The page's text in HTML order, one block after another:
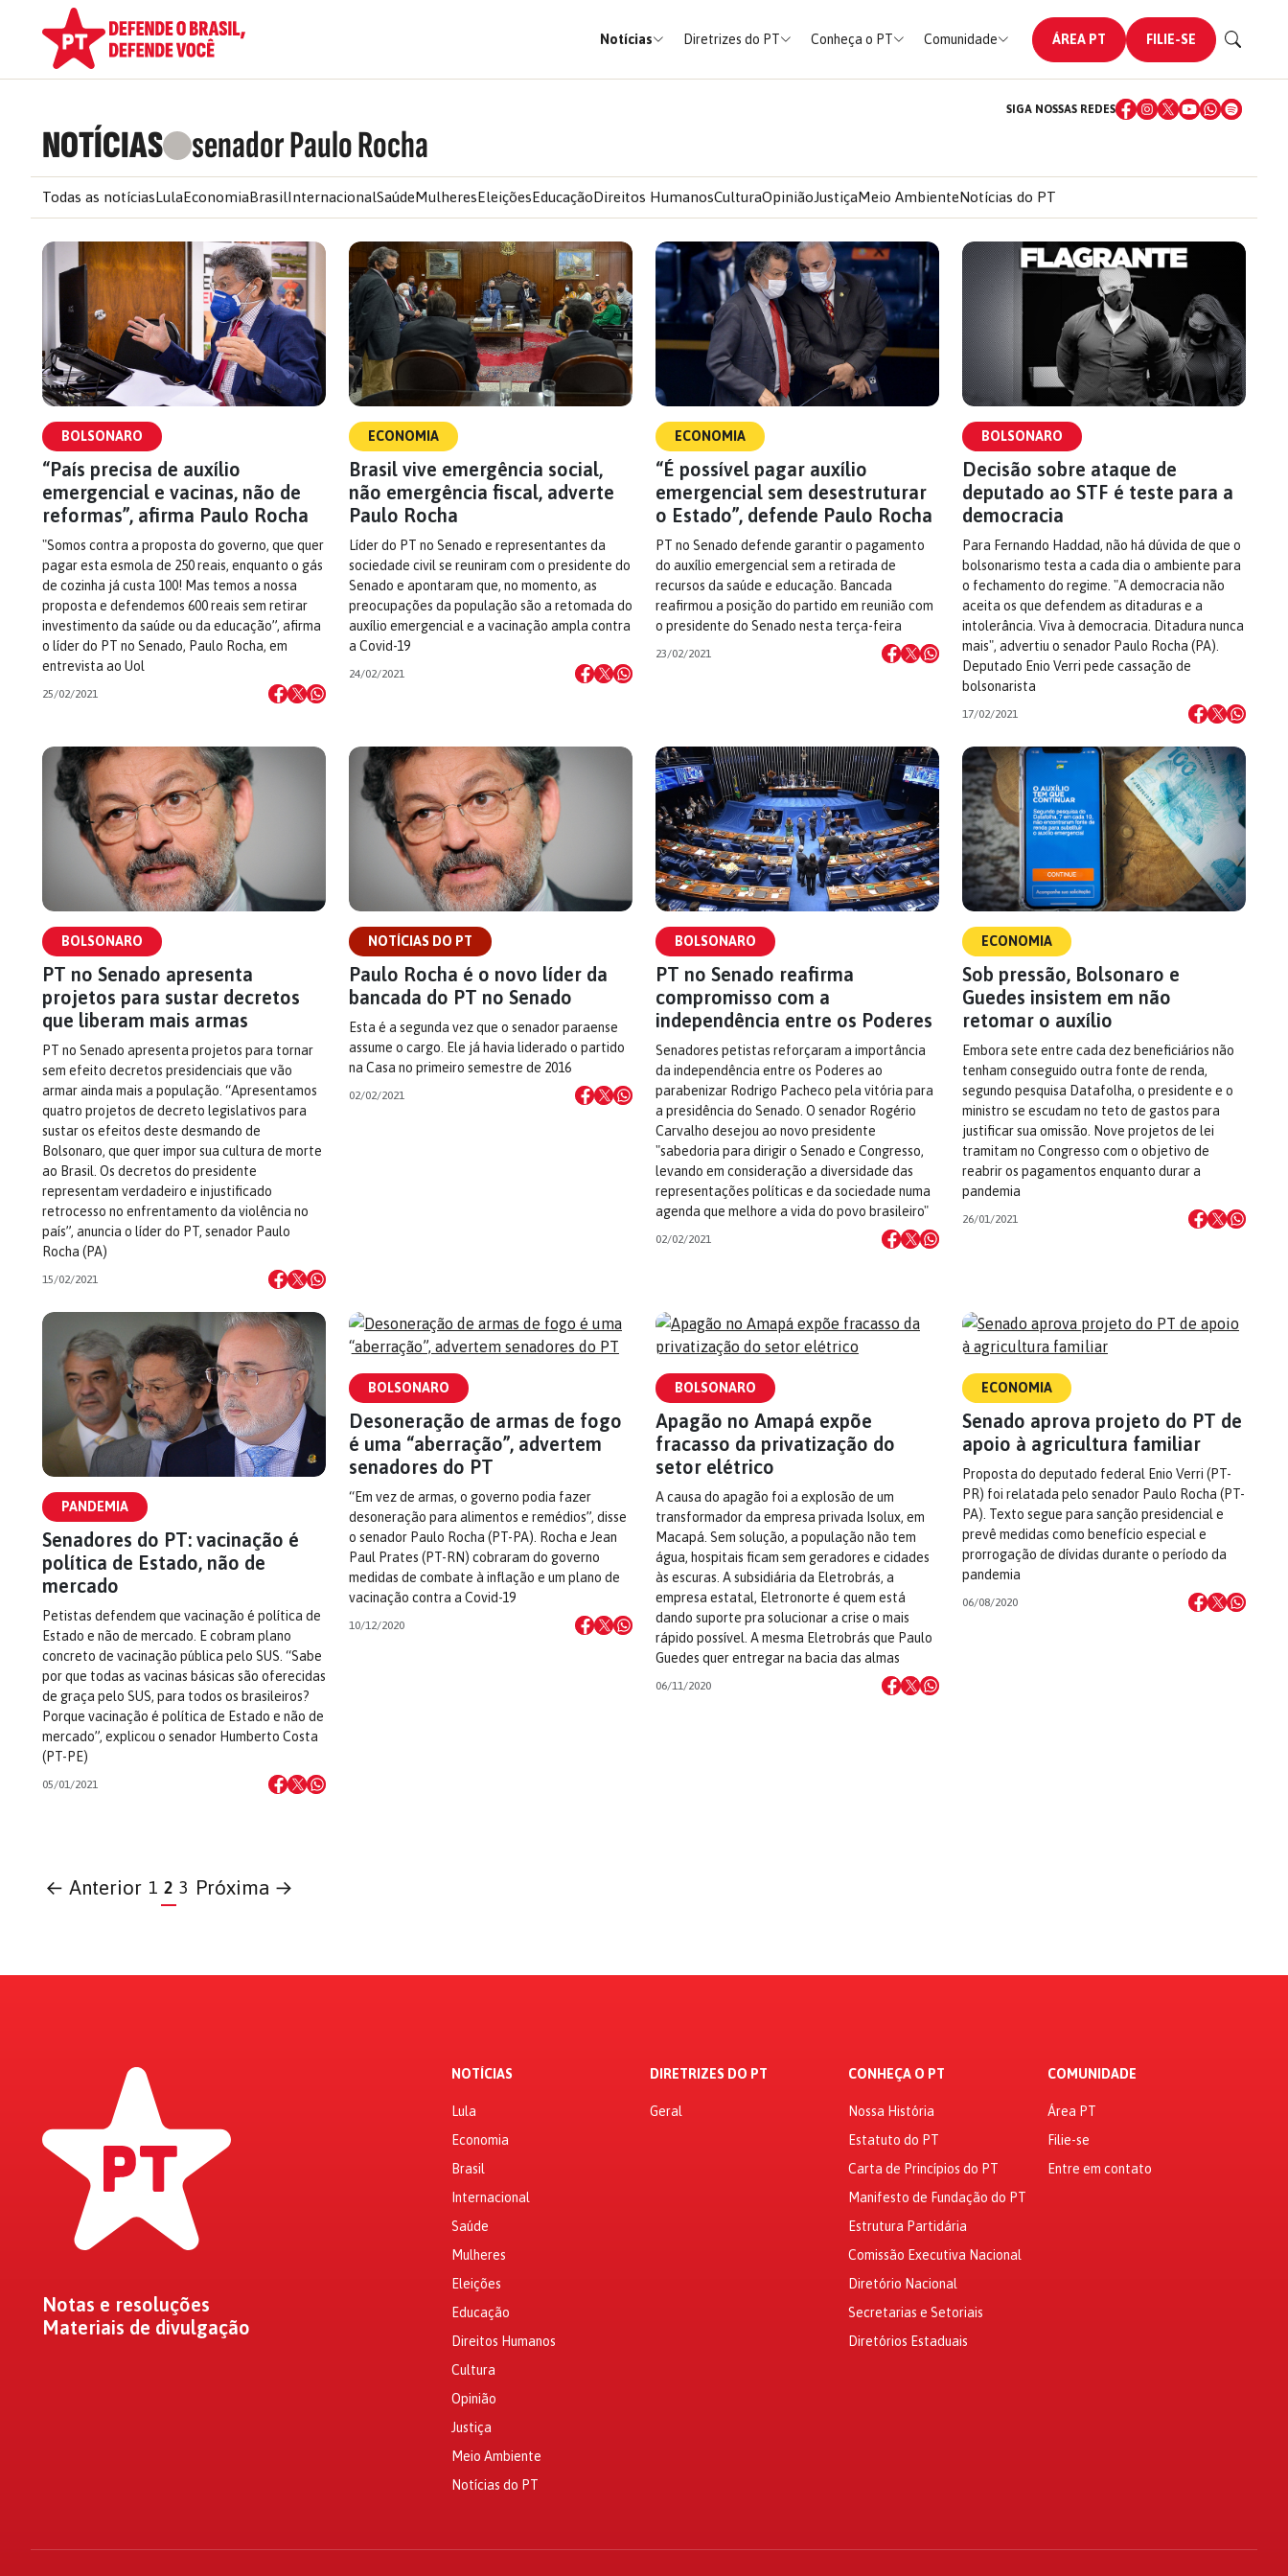
Notícias Diretrizes do PT Conheça o PT Comunidade ÁREA PT FILIE-SE
NOTÍCIAS senador Paulo Rocha
SIGA NOSSAS REDES
Todas as notíciasLulaEconomiaBrasilInternacionalSaúdeMulheresEleiçõesEducaçãoDireitos HumanosCulturaOpiniãoJustiçaMeio AmbienteNotícias do PT
BOLSONARO
“País precisa de auxílio
emergencial e vacinas, não de
reformas”, afirma Paulo Rocha
"Somos contra a proposta do governo, que quer
pagar esta esmola de 250 reais, enquanto o gás
de cozinha já custa 100! Mas temos a nossa
proposta e defendemos 600 reais sem retirar
investimento da saúde ou da educação”, afirma
o líder do PT no Senado, Paulo Rocha, em
entrevista ao Uol
25/02/2021
ECONOMIA
Brasil vive emergência social,
não emergência fiscal, adverte
Paulo Rocha
Líder do PT no Senado e representantes da
sociedade civil se reuniram com o presidente do
Senado e apontaram que, no momento, as
preocupações da população são a retomada do
auxílio emergencial e a vacinação ampla contra
a Covid-19
24/02/2021
ECONOMIA
“É possível pagar auxílio
emergencial sem desestruturar
o Estado”, defende Paulo Rocha
PT no Senado defende garantir o pagamento
do auxílio emergencial sem a retirada de
recursos da saúde e educação. Bancada
reafirmou a posição do partido em reunião com
o presidente do Senado nesta terça-feira
23/02/2021
BOLSONARO
Decisão sobre ataque de
deputado ao STF é teste para a
democracia
Para Fernando Haddad, não há dúvida de que o
bolsonarismo testa a cada dia o ambiente para
o fechamento do regime. "A democracia não
aceita os que defendem as ditaduras e a
intolerância. Viva à democracia. Ditadura nunca
mais", advertiu o senador Paulo Rocha (PA).
Deputado Enio Verri pede cassação de
bolsonarista
17/02/2021
BOLSONARO
PT no Senado apresenta
projetos para sustar decretos
que liberam mais armas
PT no Senado apresenta projetos para tornar
sem efeito decretos presidenciais que vão
armar ainda mais a população. “Apresentamos
quatro projetos de decreto legislativos para
sustar os efeitos deste desmando de
Bolsonaro, que quer impor sua cultura de morte
ao Brasil. Os decretos do presidente
representam verdadeiro e injustificado
retrocesso no enfrentamento da violência no
país”, anuncia o líder do PT, senador Paulo
Rocha (PA)
15/02/2021
NOTÍCIAS DO PT
Paulo Rocha é o novo líder da
bancada do PT no Senado
Esta é a segunda vez que o senador paraense
assume o cargo. Ele já havia liderado o partido
na Casa no primeiro semestre de 2016
02/02/2021
BOLSONARO
PT no Senado reafirma
compromisso com a
independência entre os Poderes
Senadores petistas reforçaram a importância
da independência entre os Poderes ao
parabenizar Rodrigo Pacheco pela vitória para
a presidência do Senado. O senador Rogério
Carvalho desejou ao novo presidente
"sabedoria para dirigir o Senado e Congresso,
levando em consideração a diversidade das
representações políticas e da sociedade numa
agenda que melhore a vida do povo brasileiro"
02/02/2021
ECONOMIA
Sob pressão, Bolsonaro e
Guedes insistem em não
retomar o auxílio
Embora sete entre cada dez beneficiários não
tenham conseguido outra fonte de renda,
segundo pesquisa Datafolha, o presidente e o
ministro se escudam no teto de gastos para
justificar sua omissão. Nove projetos de lei
tramitam no Congresso com o objetivo de
reabrir os pagamentos enquanto durar a
pandemia
26/01/2021
PANDEMIA
Senadores do PT: vacinação é
política de Estado, não de
mercado
Petistas defendem que vacinação é política de
Estado e não de mercado. E cobram plano
concreto de vacinação pública pelo SUS. “Sabe
por que todas as vacinas básicas são oferecidas
de graça pelo SUS, para todos os brasileiros?
Porque vacinação é política de Estado e não de
mercado”, explicou o senador Humberto Costa
(PT-PE)
05/01/2021
BOLSONARO
Desoneração de armas de fogo
é uma “aberração”, advertem
senadores do PT
“Em vez de armas, o governo podia fazer
desoneração para alimentos e remédios”, disse
o senador Paulo Rocha (PT-PA). Rocha e Jean
Paul Prates (PT-RN) cobraram do governo
medidas de combate à inflação e um plano de
vacinação contra a Covid-19
10/12/2020
BOLSONARO
Apagão no Amapá expõe
fracasso da privatização do
setor elétrico
A causa do apagão foi a explosão de um
transformador da empresa privada Isolux, em
Macapá. Sem solução, a população não tem
água, hospitais ficam sem geradores e cidades
às escuras. A subsidiária da Eletrobrás, a
empresa estatal, Eletronorte é quem está
dando suporte pra solucionar a crise o mais
rápido possível. A mesma Eletrobrás que Paulo
Guedes quer entregar na bacia das almas
06/11/2020
ECONOMIA
Senado aprova projeto do PT de
apoio à agricultura familiar
Proposta do deputado federal Enio Verri (PT-
PR) foi relatada pelo senador Paulo Rocha (PT-
PA). Texto segue para sanção presidencial e
prevê medidas como benefício especial e
prorrogação de dívidas durante o período da
pandemia
06/08/2020
← Anterior 1 2 3 Próxima →
Notas e resoluções
Materiais de divulgação
NOTÍCIAS
Lula
Economia
Brasil
Internacional
Saúde
Mulheres
Eleições
Educação
Direitos Humanos
Cultura
Opinião
Justiça
Meio Ambiente
Notícias do PT
DIRETRIZES DO PT
Geral
CONHEÇA O PT
Nossa História
Estatuto do PT
Carta de Princípios do PT
Manifesto de Fundação do PT
Estrutura Partidária
Comissão Executiva Nacional
Diretório Nacional
Secretarias e Setoriais
Diretórios Estaduais
COMUNIDADE
Área PT
Filie-se
Entre em contato